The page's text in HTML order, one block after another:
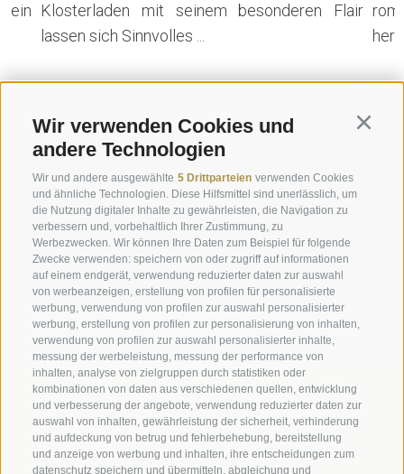
Wir verwenden Cookies und
andere Technologien
Wir und andere ausgewählte 5 Drittparteien verwenden Cookies
und ähnliche Technologien. Diese Hilfsmittel sind unerlässlich, um
die Nutzung digitaler Inhalte zu gewährleisten, die Navigation zu
verbessern und, vorbehaltlich Ihrer Zustimmung, zu
Werbezwecken. Wir können Ihre Daten zum Beispiel für folgende
Zwecke verwenden: speichern von oder zugriff auf informationen
auf einem endgerät, verwendung reduzierter daten zur auswahl
von werbeanzeigen, erstellung von profilen für personalisierte
werbung, verwendung von profilen zur auswahl personalisierter
werbung, erstellung von profilen zur personalisierung von inhalten,
verwendung von profilen zur auswahl personalisierter inhalte,
messung der werbeleistung, messung der performance von
inhalten, analyse von zielgruppen durch statistiken oder
kombinationen von daten aus verschiedenen quellen, entwicklung
und verbesserung der angebote, verwendung reduzierter daten zur
auswahl von inhalten, gewährleistung der sicherheit, verhinderung
und aufdeckung von betrug und fehlerbehebung, bereitstellung
und anzeige von werbung und inhalten, ihre entscheidungen zum
datenschutz speichern und übermitteln, abgleichung und
Klosterladen mit seinem besonderen Flair
lassen sich Sinnvolles ...
MEHR LESEN
Anfrage
info@marienberg.it
+39 0473 843980
Impressum | Transparenz | Sitemap | Cookie-Richtlinie
Privacy | Cookie Präferenzen
Benediktinerstift Marienberg
Schlinig 1
39024 Mals
Italien - BZ